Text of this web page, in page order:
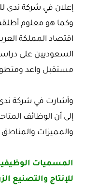
إعلان في شركة ندى
اقتصاد المملكة
السعوديين على
مستقبل واعد
وأشارت في شركة ندى
إلى أن الوظائف
والمميزات والمناطق
المسميات
للإنتاج والتصنيع